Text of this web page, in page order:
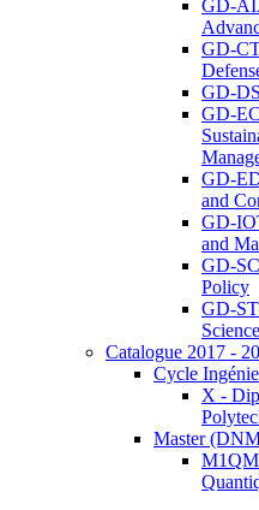
GD-
GD-
GD-
GD-
GD-
and
GD-
and
GD-
Policy
GD-
Catalogue 2017 -
Cycle
X -
Master